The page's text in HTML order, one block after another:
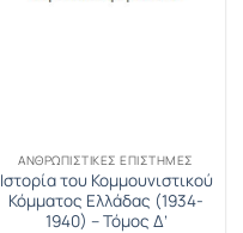
ΑΝΘΡΩΠΙΣΤΙΚΈΣ ΕΠΙΣΤΉΜΕΣ
Ιστορία του Κομμουνιστικού
Κόμματος Ελλάδας (1934-
1940) – Τόμος Δ’